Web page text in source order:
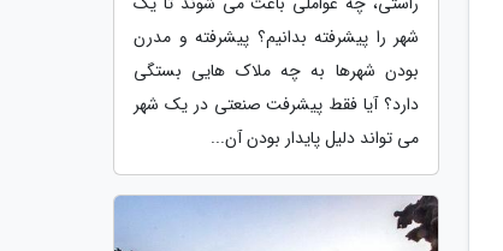
شهر را پیشرفته بدانیم؟ پیشرفته و مدرن
بودن شهرها به چه ملاک هایی بستگی
دارد؟ آیا فقط پیشرفت صنعتی در یک شهر
می تواند دلیل پایدار بودن آن...